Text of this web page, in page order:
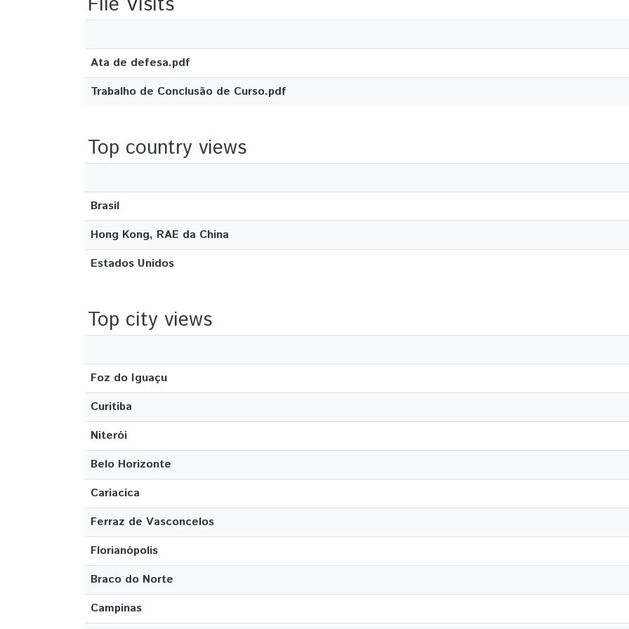
Ata de defesa.pdf
Trabalho de Conclusão de Curso.pdf
Top country views
Brasil
Hong Kong, RAE da China
Estados Unidos
Top city views
Foz do Iguaçu
Curitiba
Niterói
Belo Horizonte
Cariacica
Ferraz de Vasconcelos
Florianópolis
Braco do Norte
Campinas